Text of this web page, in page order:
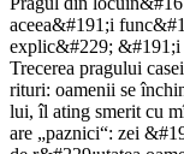
aceea&#191;i
explic&#229; &#191;i
Trecerea pragului
rituri: oamenii se
lui, îl ating smerit cu
are „paznici“: zei